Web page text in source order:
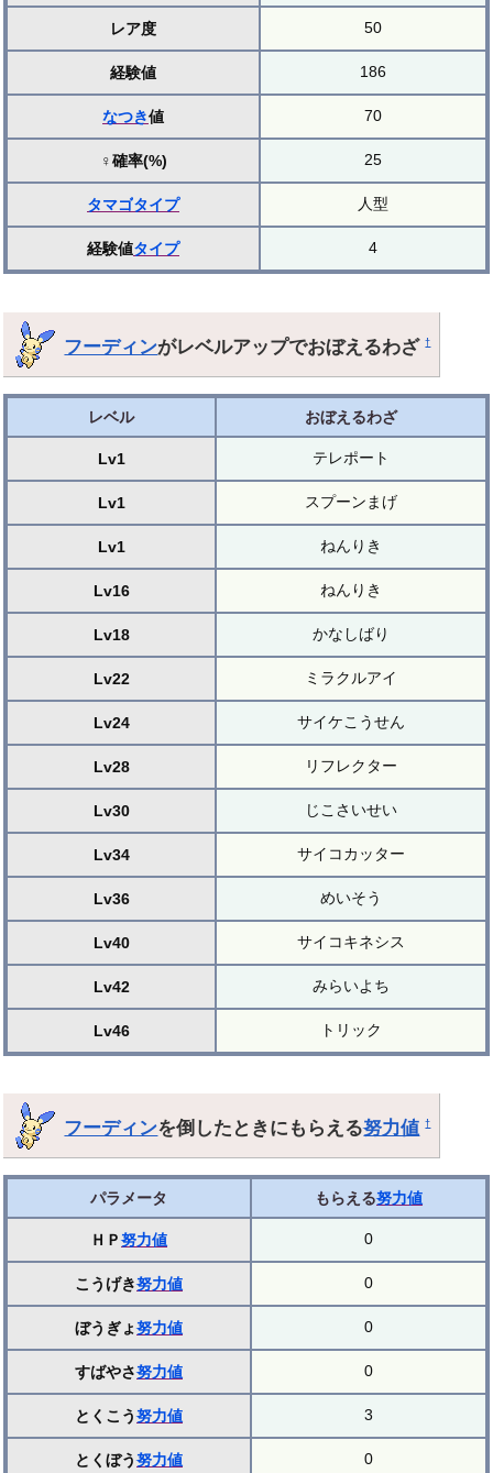
レア度 50
経験値 186
なつき値 70
♀確率(%) 25
タマゴタイプ 人型
経験値タイプ 4
フーディンがレベルアップでおぼえるわざ†
レベル おぼえるわざ
Lv1 テレポート
Lv1 スプーンまげ
Lv1 ねんりき
Lv16 ねんりき
Lv18 かなしばり
Lv22 ミラクルアイ
Lv24 サイケこうせん
Lv28 リフレクター
Lv30 じこさいせい
Lv34 サイコカッター
Lv36 めいそう
Lv40 サイコキネシス
Lv42 みらいよち
Lv46 トリック
フーディンを倒したときにもらえる努力値 †
パラメータ もらえる努力値
ＨＰ努力値 0
こうげき努力値 0
ぼうぎょ努力値 0
すばやさ努力値 0
とくこう努力値 3
とくぼう努力値 0